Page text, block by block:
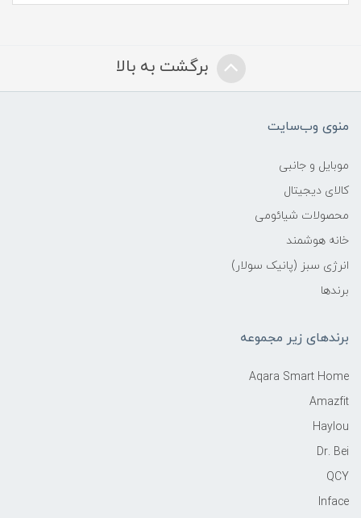
برگشت به بالا
منوی وب‌سایت
موبایل و جانبی
کالای دیجیتال
محصولات شیائومی
خانه هوشمند
انرژی سبز (پانیک سولار)
برندها
برندهای زیر مجموعه
Aqara Smart Home
Amazfit
Haylou
Dr. Bei
QCY
Inface